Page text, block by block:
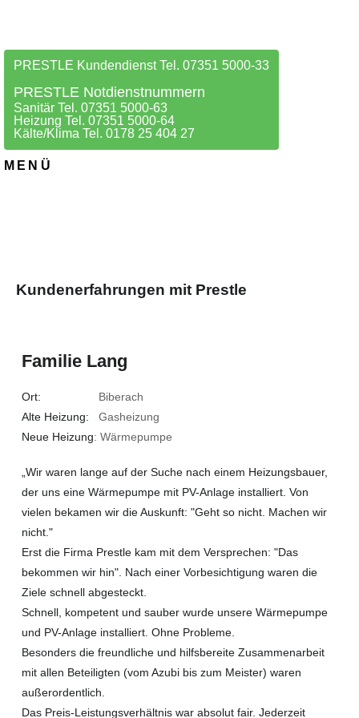
PRESTLE Kundendienst Tel. 07351 5000-33
PRESTLE Notdienstnummern
Sanitär Tel. 07351 5000-63
Heizung Tel. 07351 5000-64
Kälte/Klima Tel. 0178 25 404 27
MENÜ
Kundenerfahrungen mit Prestle
Familie Lang
Ort: Biberach
Alte Heizung: Gasheizung
Neue Heizung: Wärmepumpe
„Wir waren lange auf der Suche nach einem Heizungsbauer,
der uns eine Wärmepumpe mit PV-Anlage installiert. Von
vielen bekamen wir die Auskunft: "Geht so nicht. Machen wir
nicht."
Erst die Firma Prestle kam mit dem Versprechen: "Das
bekommen wir hin". Nach einer Vorbesichtigung waren die
Ziele schnell abgesteckt.
Schnell, kompetent und sauber wurde unsere Wärmepumpe
und PV-Anlage installiert. Ohne Probleme.
Besonders die freundliche und hilfsbereite Zusammenarbeit
mit allen Beteiligten (vom Azubi bis zum Meister) waren
außerordentlich.
Das Preis-Leistungsverhältnis war absolut fair. Jederzeit